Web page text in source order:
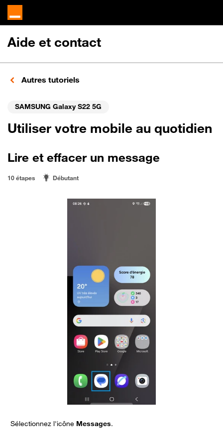
Aide et contact
Autres tutoriels
SAMSUNG Galaxy S22 5G
Utiliser votre mobile au quotidien
Lire et effacer un message
10 étapes Débutant
Sélectionnez l'icône Messages.